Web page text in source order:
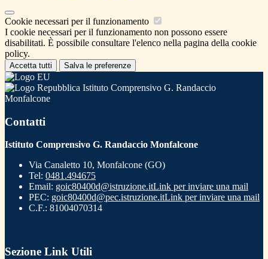
Cookie necessari per il funzionamento
I cookie necessari per il funzionamento non possono essere
disabilitati. È possibile consultare l'elenco nella pagina della cookie
policy.
Accetta tutti Salva le preferenze
Istituto Comprensivo G. Randaccio
Monfalcone
Contatti
Istituto Comprensivo G. Randaccio Monfalcone
Via Canaletto 10, Monfalcone (GO)
Tel: 0481.494675
Email: goic80400d@istruzione.itLink per inviare una mail
PEC: goic80400d@pec.istruzione.itLink per inviare una mail
C.F.: 81004070314
Sezione Link Utili